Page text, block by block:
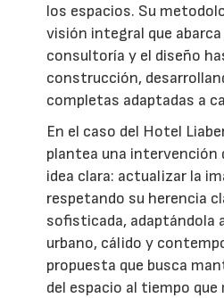
los espacios. Su
visión integral que abarca
consultoría y el diseño
construcción,
completas adaptadas a
En el caso del Hotel
plantea una intervención
idea clara: actualizar la
respetando su herencia
sofisticada, adaptándola
urbano, cálido y
propuesta que busca
del espacio al tiempo que